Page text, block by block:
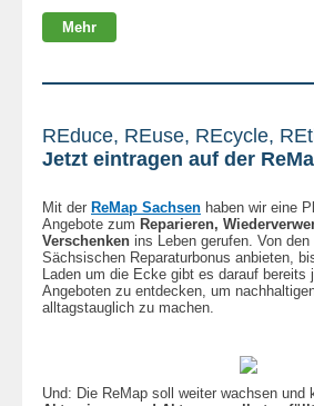
Mehr
REduce, REuse, REcycle,
Jetzt eintragen auf der
Mit der ReMap Sachsen haben wir eine
Angebote zum Reparieren,
Verschenken ins Leben gerufen. Von
Sächsischen Reparaturbonus anbieten,
Laden um die Ecke gibt es darauf
Angeboten zu entdecken, um
alltagstauglich zu machen.
Und: Die ReMap soll weiter wachsen und